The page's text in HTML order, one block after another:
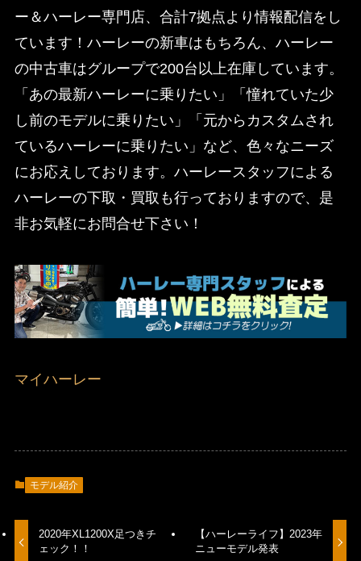
ー＆ハーレー専門店、合計7拠点より情報配信をし
ています！ハーレーの新車はもちろん、ハーレー
の中古車はグループで200台以上在庫しています。
「あの最新ハーレーに乗りたい」「憧れていた少
し前のモデルに乗りたい」「元からカスタムされ
ているハーレーに乗りたい」など、色々なニーズ
にお応えしております。ハーレースタッフによる
ハーレーの下取・買取も行っておりますので、是
非お気軽にお問合せ下さい！
マイハーレー
モデル紹介
2020年XL1200X足つきチ
ェック！！
【ハーレーライフ】2023年
ニューモデル発表